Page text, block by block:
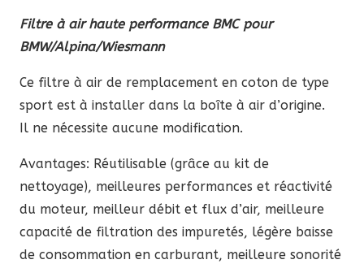
BMW/Alpina/Wiesmann
Filtre à air haute performance BMC pour
BMW/Alpina/Wiesmann
Ce filtre à air de remplacement en coton de type
sport est à installer dans la boîte à air d’origine.
Il ne nécessite aucune modification.
Avantages: Réutilisable (grâce au kit de
nettoyage), meilleures performances et réactivité
du moteur, meilleur débit et flux d’air, meilleure
capacité de filtration des impuretés, légère baisse
de consommation en carburant, meilleure sonorité